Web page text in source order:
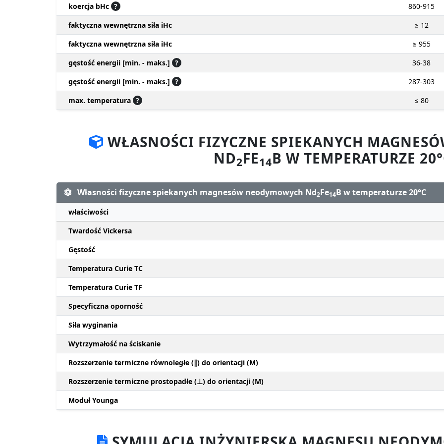
koercja bHc ?
860-915
faktyczna wewnętrzna siła iHc
≥ 12
faktyczna wewnętrzna siła iHc
≥ 955
gęstość energii [min. - maks.] ?
36-38
gęstość energii [min. - maks.] ?
287-303
max. temperatura ? ≤ 80
WŁASNOŚCI FIZYCZNE SPIEKANYCH
ND2FE14B W TEMPERATURZE
Własności fizyczne spiekanych magnesów neodymowych Nd2Fe14B w temperaturze 20°C
właściwości
Twardość Vickersa
Gęstość
Temperatura Curie TC
Temperatura Curie TF
Specyficzna oporność
Siła wyginania
Wytrzymałość na ściskanie
Rozszerzenie termiczne równoległe (∥) do orientacji (M)
Rozszerzenie termiczne prostopadłe (⊥) do orientacji (M)
Moduł Younga